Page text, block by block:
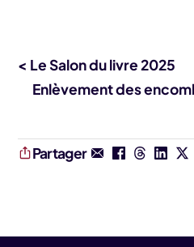
< Le Salon du livre 2025
Enlèvement des
Partager